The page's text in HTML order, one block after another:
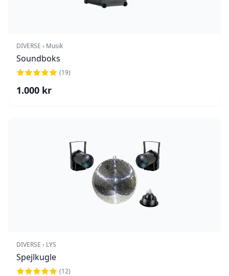
DIVERSE › Musik
Soundboks
(19)
1.000 kr
DIVERSE › LYS
Spejlkugle
(12)